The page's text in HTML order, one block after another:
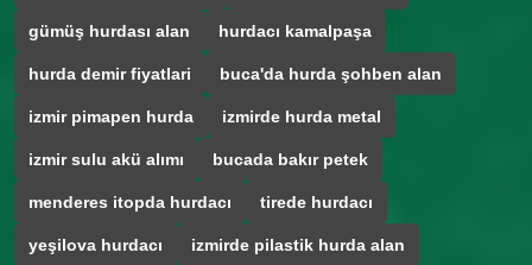
gümüş hurdası alan hurdacı kamalpaşa
hurda demir fiyatlari buca'da hurda şohben alan
izmir pimapen hurda izmirde hurda metal
izmir sulu akü alımı bucada bakır petek
menderes itopda hurdacı tirede hurdacı
yeşilova hurdacı izmirde pilastik hurda alan